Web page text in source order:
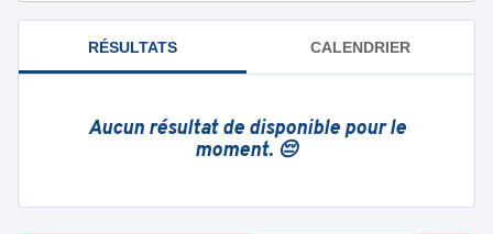
RÉSULTATS CALENDRIER
Aucun résultat de disponible pour le
moment. 😔